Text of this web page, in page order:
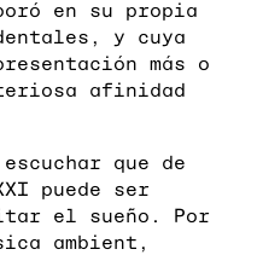
en su propia
y cuya
más o
afinidad
que de
puede ser
el sueño. Por
ambient,